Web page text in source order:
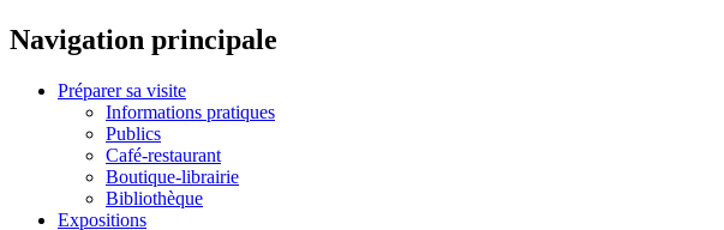
Navigation principale
Préparer sa visite
Informations pratiques
Publics
Café-restaurant
Boutique-librairie
Bibliothèque
Expositions